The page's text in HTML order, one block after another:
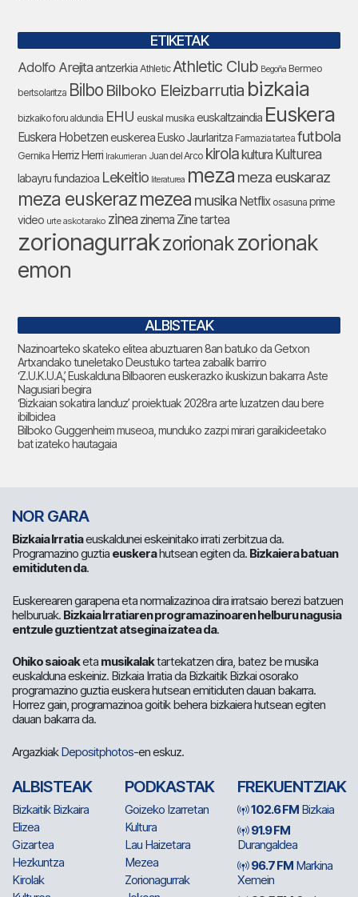
ETIKETAK
Adolfo Arejitaantzerkia Athletic Athletic Club Begoña Bermeo
bertsolaritza Bilbo Bilboko Eleizbarrutia bizkaia
bizkaiko foru aldundia EHU euskal musika euskaltzaindia Euskera
Euskera Hobetzeneuskerea Eusko Jaurlaritza Farmazia tartea futbola
Gernika Herriz Herri Irakurrieran Juan del Arco kirolakultura Kulturea
labayru fundazioa Lekeitio literaturea meza meza euskaraz
meza euskerazmezea musika Netflix osasuna prime
video urte askotarako zinea zinema Zine tartea
zorionagurrakzorionakzorionak
emon
ALBISTEAK
Nazinoarteko skateko elitea abuztuaren 8an batuko da Getxon
Artxandako tuneletako Deustuko tartea zabalik barriro
‘Z.U.K.U.A.’, Euskalduna Bilbaoren euskerazko ikuskizun bakarra Aste
Nagusiari begira
‘Bizkaian sokatira landuz’ proiektuak 2028ra arte luzatzen dau bere
ibilbidea
Bilboko Guggenheim museoa, munduko zazpi mirari garaikideetako
bat izateko hautagaia
NOR GARA
Bizkaia Irratiaeuskaldunei eskeinitako irrati zerbitzua da.
Programazino guztia euskerahutsean egiten da. Bizkaiera batuan
emitiduten da.
Euskerearen garapena eta normalizazinoa dira irratsaio berezi batzuen
helburuak. Bizkaia Irratiaren programazinoaren helburu nagusia
entzule guztientzat atsegina izatea da.
Ohiko saioaketa musikalaktartekatzen dira, batez be musika
euskalduna eskeiniz. Bizkaia Irratia da Bizkaitik Bizkai osorako
programazino guztia euskera hutsean emitiduten dauan bakarra.
Horrez gain, programazinoa goitik behera bizkaiera hutsean egiten
dauan bakarra da.
ArgazkiakDepositphotos-en eskuz.
ALBISTEAK
Bizkaitik Bizkaira
Elizea
Gizartea
Hezkuntza
Kirolak
PODKASTAK
Goizeko Izarretan
Kultura
Lau Haizetara
Mezea
Zorionagurrak
FREKUENTZIAK
102.6 FM Bizkaia
91.9 FM
Durangaldea
96.7 FM Markina
Xemein